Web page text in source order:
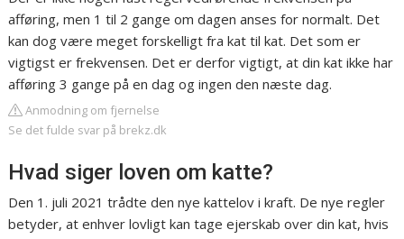
afføring, men 1 til 2 gange om dagen anses for normalt. Det
kan dog være meget forskelligt fra kat til kat. Det som er
vigtigst er frekvensen. Det er derfor vigtigt, at din kat ikke har
afføring 3 gange på en dag og ingen den næste dag.
Anmodning om fjernelse
Se det fulde svar på brekz.dk
Hvad siger loven om katte?
Den 1. juli 2021 trådte den nye kattelov i kraft. De nye regler
betyder, at enhver lovligt kan tage ejerskab over din kat, hvis